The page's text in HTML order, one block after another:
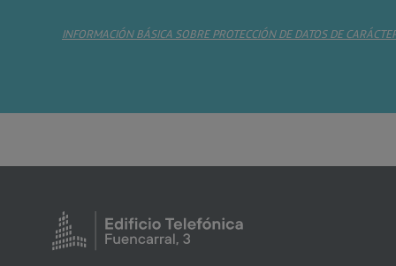
INFORMACIÓN BÁSICA SOBRE PROTECCIÓN DE DATOS DE